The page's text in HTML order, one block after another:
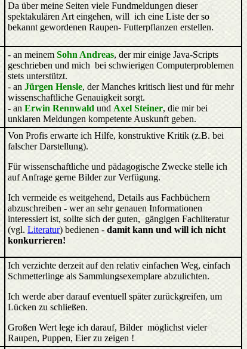
Da über meine Seiten viele Fundmeldungen dieser
spektakulären Art eingehen, will ich eine Liste der so
bekannt gewordenen Raupen- Futterpflanzen erstellen.
- an meinem Sohn Andreas, der mir einige Java-Scripts
geschrieben und mich bei schwierigen Computerproblemen
stets unterstützt.
- an Jürgen Hensle, der Manches kritisch liest und für mehr
wissenschaftliche Genauigkeit sorgt.
- an Erwin Rennwald und Axel Steiner, die mir bei
unklaren Meldungen kompetente Auskunft geben.
Von Profis erwarte ich Hilfe, konstruktive Kritik (z.B. bei
falscher Darstellung).
Für wissenschaftliche und pädagogische Zwecke stelle ich
auf Anfrage gerne Bilder zur Verfügung.
Ich vermeide es weitgehend, Details aus Fachbüchern
abzuschreiben - wer an sehr genauen Informationen
interessiert ist, sollte sich der guten, gängigen Fachliteratur
(vgl. Literatur) bedienen - damit kann und will ich nicht
konkurrieren!
Ich verzichte derzeit auf den relativ einfachen Weg, einfach
Schmetterlinge als Sammlungsexemplare abzulichten.
Ich werde aber darauf eventuell später zurückgreifen, um
Lücken zu schließen.
Großen Wert lege ich darauf, Bilder möglichst vieler
Raupen, Puppen, Eier zu zeigen !